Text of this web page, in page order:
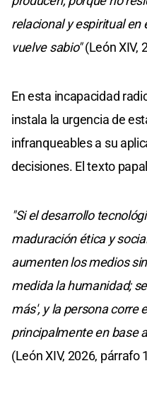
relacional y espiritual en
vuelve sabio"(León XIV,
En esta incapacidad
instala la urgencia de
infranqueables a su
decisiones. El texto
"Si el desarrollo
maduración ética y
aumenten los medios
medida la humanidad;
más', y la persona corre
principalmente en base
(León XIV, 2026, párrafo